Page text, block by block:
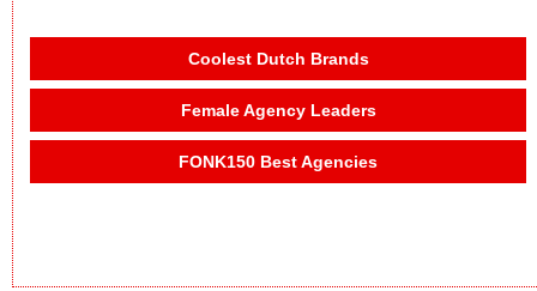
Coolest Dutch Brands
Female Agency Leaders
FONK150 Best Agencies